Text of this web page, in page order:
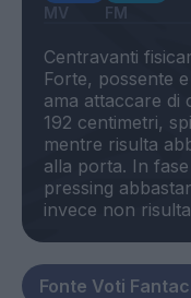
MV FM
Centravanti
Forte, possente
ama attaccare di
192 centimetri,
mentre risulta
alla porta. In
pressing